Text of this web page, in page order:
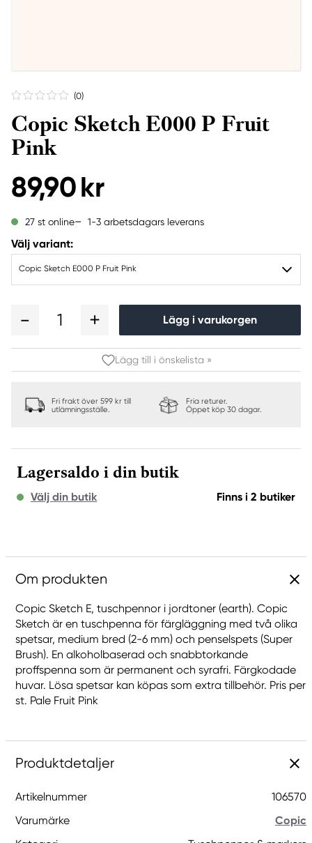
(0)
Copic Sketch E000 P Fruit
Pink
89,90 kr
27 st online 1-3 arbetsdagars leverans
Välj variant:
Copic Sketch E000 P Fruit Pink
1 Lägg i varukorgen
Lägg till i önskelista »
Fri frakt över 599 kr till
utlämningsställe.
Fria returer.
Öppet köp 30 dagar.
Lagersaldo i din butik
Välj din butik Finns i 2 butiker
Om produkten
Copic Sketch E, tuschpennor i jordtoner (earth). Copic
Sketch är en tuschpenna för färgläggning med två olika
spetsar, medium bred (2-6 mm) och penselspets (Super
Brush). En alkoholbaserad och snabbtorkande
proffspenna som är permanent och syrafri. Färgkodade
huvar. Lösa spetsar kan köpas som extra tillbehör. Pris per
st. Pale Fruit Pink
Produktdetaljer
Artikelnummer
106570
Varumärke
Copic